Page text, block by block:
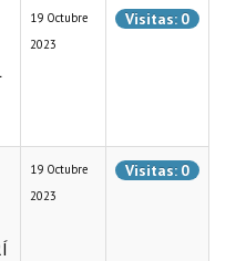
19 Octubre
2023
Visitas: 0
19 Octubre
2023
Visitas: 0